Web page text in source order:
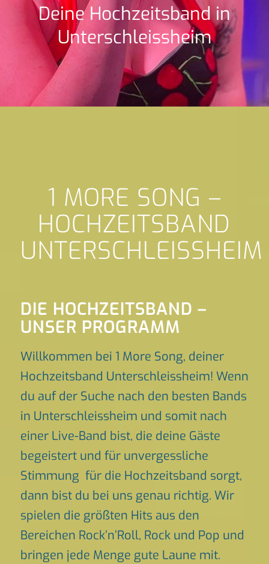
Deine Hochzeitsband in
Unterschleissheim
1 MORE SONG –
HOCHZEITSBAND
UNTERSCHLEISSHEIM
DIE HOCHZEITSBAND –
UNSER PROGRAMM
Willkommen bei 1 More Song, deiner
Hochzeitsband Unterschleissheim! Wenn
du auf der Suche nach den besten Bands
in Unterschleissheim und somit nach
einer Live-Band bist, die deine Gäste
begeistert und für unvergessliche
Stimmung für die Hochzeitsband sorgt,
dann bist du bei uns genau richtig. Wir
spielen die größten Hits aus den
Bereichen Rock’n’Roll, Rock und Pop und
bringen jede Menge gute Laune mit.